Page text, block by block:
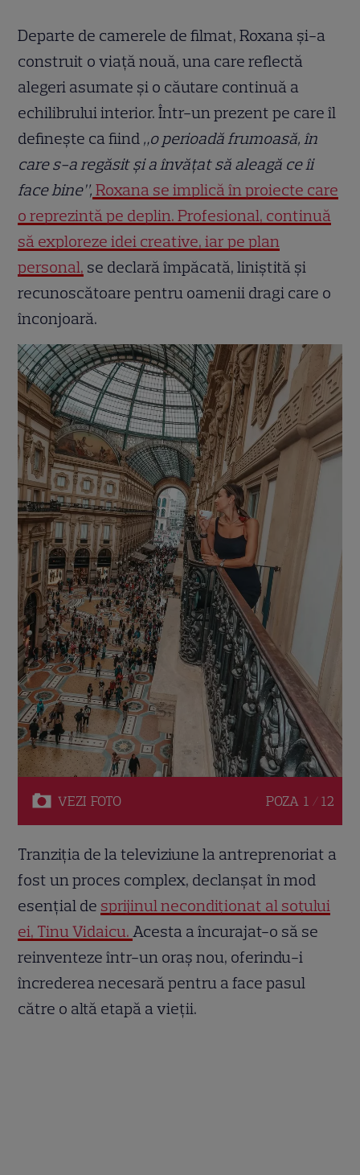
Departe de camerele de filmat, Roxana și-a
construit o viață nouă, una care reflectă
alegeri asumate și o căutare continuă a
echilibrului interior. Într-un prezent pe care îl
definește ca fiind „o perioadă frumoasă, în
care s-a regăsit și a învățat să aleagă ce îi
face bine”, Roxana se implică în proiecte care
o reprezintă pe deplin. Profesional, continuă
să exploreze idei creative, iar pe plan
personal, se declară împăcată, liniștită și
recunoscătoare pentru oamenii dragi care o
înconjoară.
VEZI FOTO POZA 1 / 12
Tranziția de la televiziune la antreprenoriat a
fost un proces complex, declanșat în mod
esențial de sprijinul necondiționat al soțului
ei, Tinu Vidaicu.Acesta a încurajat-o să se
reinventeze într-un oraș nou, oferindu-i
încrederea necesară pentru a face pasul
către o altă etapă a vieții.